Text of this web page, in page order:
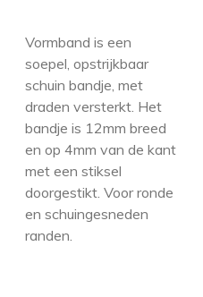
Vormband is een
soepel, opstrijkbaar
schuin bandje, met
draden versterkt. Het
bandje is 12mm breed
en op 4mm van de kant
met een stiksel
doorgestikt. Voor ronde
en schuingesneden
randen.